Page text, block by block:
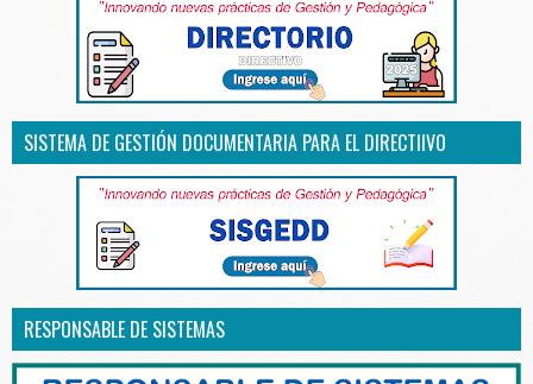
SISTEMA DE GESTIÓN DOCUMENTARIA PARA EL DIRECTIIVO
RESPONSABLE DE SISTEMAS